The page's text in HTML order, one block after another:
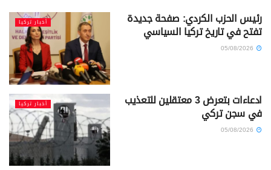
أخبار تركيا رئيس الحزب الكردي: صفحة جديدة
تفتح في تاريخ تركيا السياسي
أخبار تركيا ادعاءات بتعرض 3 معتقلين للتعذيب
في سجن تركي